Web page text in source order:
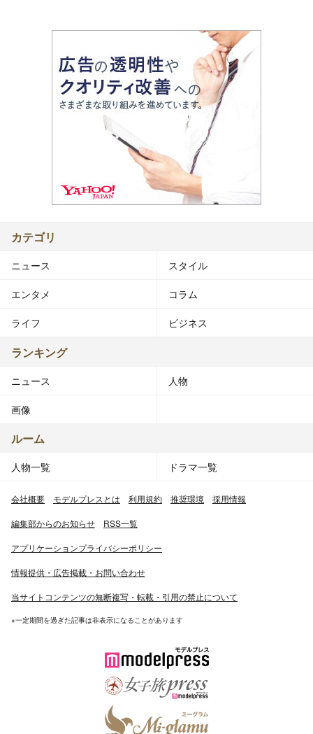
カテゴリ
ニュース スタイル
エンタメ コラム
ライフ ビジネス
ランキング
ニュース 人物
画像
ルーム
人物一覧 ドラマ一覧
会社概要 モデルプレスとは 利用規約 推奨環境 採用情報
編集部からのお知らせ RSS一覧
アプリケーションプライバシーポリシー
情報提供・広告掲載・お問い合わせ
当サイトコンテンツの無断複写・転載・引用の禁止について
※一定期間を過ぎた記事は非表示になることがあります